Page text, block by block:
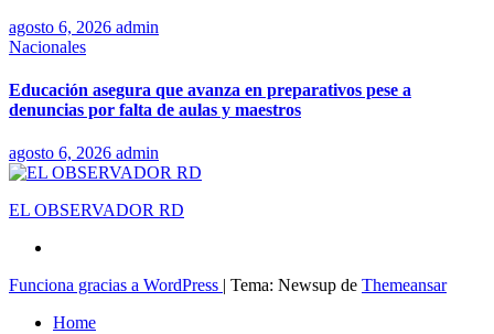
agosto 6, 2026 admin
Nacionales
Educación asegura que avanza en preparativos pese a
denuncias por falta de aulas y maestros
agosto 6, 2026 admin
EL OBSERVADOR RD
Funciona gracias a WordPress | Tema: Newsup de Themeansar
Home